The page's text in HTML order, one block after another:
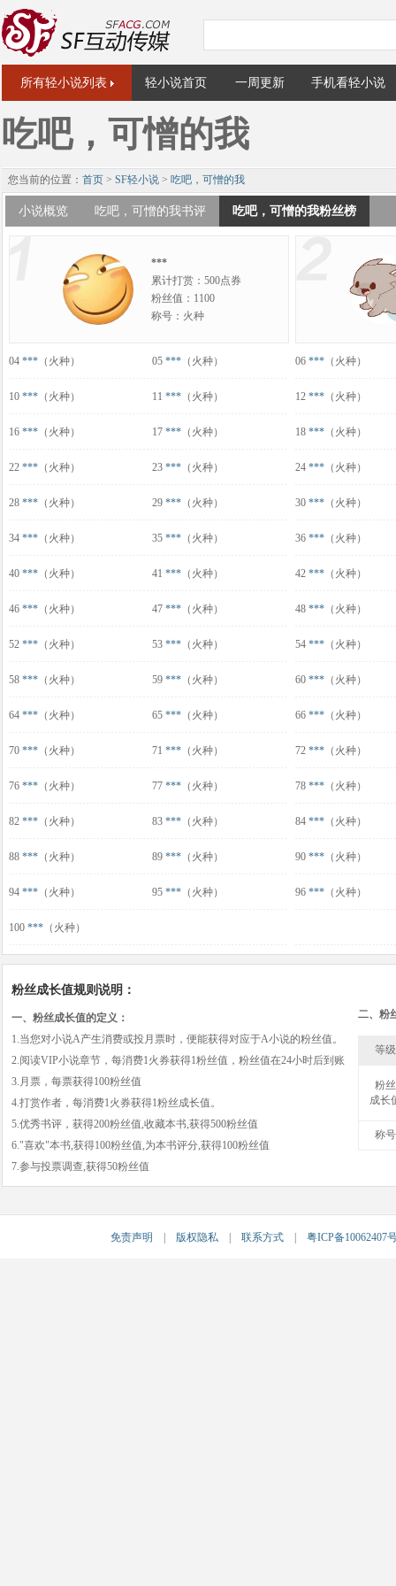
所有轻小说列表 轻小说首页 一周更新 手机看轻小说
吃吧，可憎的我
您当前的位置： 首页 > SF轻小说 > 吃吧，可憎的我
小说概览 吃吧，可憎的我书评 吃吧，可憎的我粉丝榜
***
累计打赏：500点券
粉丝值：1100
称号：火种
04 *** （火种） 05 *** （火种） 06 *** （火种）
10 *** （火种） 11 *** （火种） 12 *** （火种）
16 *** （火种） 17 *** （火种） 18 *** （火种）
22 *** （火种） 23 *** （火种） 24 *** （火种）
28 *** （火种） 29 *** （火种） 30 *** （火种）
34 *** （火种） 35 *** （火种） 36 *** （火种）
40 *** （火种） 41 *** （火种） 42 *** （火种）
46 *** （火种） 47 *** （火种） 48 *** （火种）
52 *** （火种） 53 *** （火种） 54 *** （火种）
58 *** （火种） 59 *** （火种） 60 *** （火种）
64 *** （火种） 65 *** （火种） 66 *** （火种）
70 *** （火种） 71 *** （火种） 72 *** （火种）
76 *** （火种） 77 *** （火种） 78 *** （火种）
82 *** （火种） 83 *** （火种） 84 *** （火种）
88 *** （火种） 89 *** （火种） 90 *** （火种）
94 *** （火种） 95 *** （火种） 96 *** （火种）
100 *** （火种）
粉丝成长值规则说明：
一、粉丝成长值的定义：
1.当您对小说A产生消费或投月票时，便能获得对应于A小说的粉丝值。
2.阅读VIP小说章节，每消费1火券获得1粉丝值，粉丝值在24小时后到账
3.月票，每票获得100粉丝值
4.打赏作者，每消费1火券获得1粉丝成长值。
5.优秀书评，获得200粉丝值,收藏本书,获得500粉丝值
6."喜欢"本书,获得100粉丝值,为本书评分,获得100粉丝值
7.参与投票调查,获得50粉丝值
二、粉
等级
粉丝
成长
称号
免责声明 版权隐私 联系方式 粤ICP备10062407